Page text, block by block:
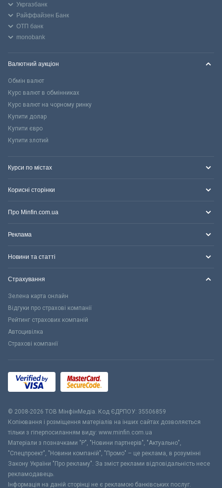
Укргазбанк
Райффайзен Банк
ОТП банк
monobank
Валютний аукціон
Обмін валют
Курс валют в обмінниках
Курс валют на чорному ринку
Купити долар
Купити євро
Купити злотий
Курси по містах
Корисні сторінки
Про Minfin.com.ua
Реклама
Новини та статті
Страхування
Зелена карта онлайн
Відгуки про страхові компанії
Рейтинг страхових компаній
Автоцивілка
Страхові компанії
© 2008-2026 ТОВ МiнфiнМедiа. Код ЄДРПОУ: 35506859
Копіювання і розміщення матеріалів на інших сайтах дозволяється
тільки з гіперпосиланням виду: www.minfin.com.ua
Матеріали з позначками "Р", "Новини партнерів", "Актуально",
"Спецпроект", "Новини компаній", "Промо" – це реклама, в розумінні
Закону України "Про рекламу". За зміст реклами відповідальність несе
рекламодавець.
Інформація на даній сторінці не є рекламою банківських послуг.